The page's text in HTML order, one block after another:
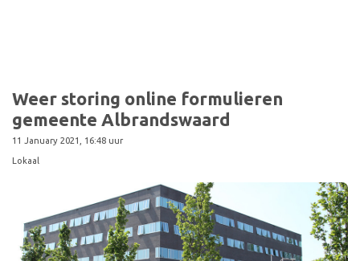
Weer storing online formulieren
gemeente Albrandswaard
11 January 2021, 16:48 uur
Lokaal